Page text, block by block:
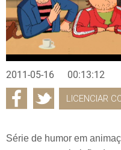
2011-05-16 00:13:12
LICENCIAR
Série de humor em